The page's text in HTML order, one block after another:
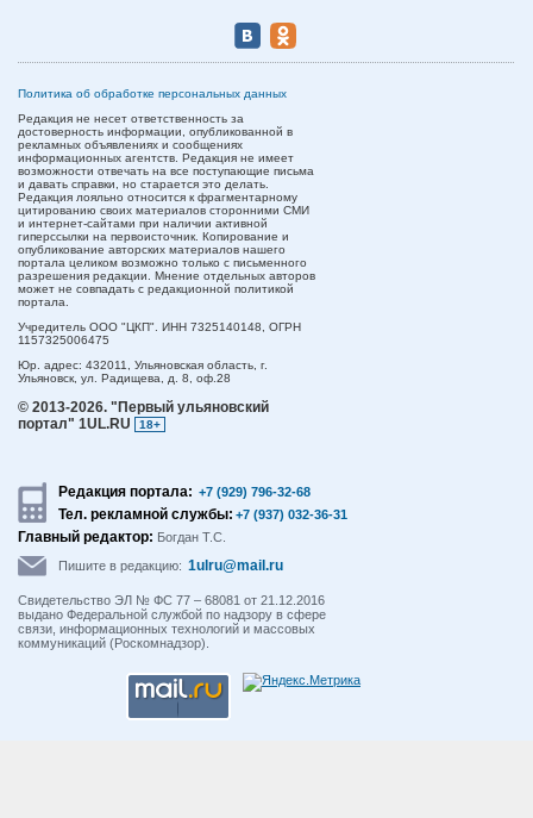
Политика об обработке персональных данных
Редакция не несет ответственность за
достоверность информации, опубликованной в
рекламных объявлениях и сообщениях
информационных агентств. Редакция не имеет
возможности отвечать на все поступающие письма
и давать справки, но старается это делать.
Редакция лояльно относится к фрагментарному
цитированию своих материалов сторонними СМИ
и интернет-сайтами при наличии активной
гиперссылки на первоисточник. Копирование и
опубликование авторских материалов нашего
портала целиком возможно только с письменного
разрешения редакции. Мнение отдельных авторов
может не совпадать с редакционной политикой
портала.
Учредитель ООО "ЦКП". ИНН 7325140148, ОГРН
1157325006475
Юр. адрес: 432011, Ульяновская область, г.
Ульяновск, ул. Радищева, д. 8, оф.28
© 2013-2026. "Первый ульяновский
портал" 1UL.RU
18+
Редакция портала: +7 (929) 796-32-68
Тел. рекламной службы: +7 (937) 032-36-31
Главный редактор: Богдан Т.С.
Пишите в редакцию: 1ulru@mail.ru
Свидетельство ЭЛ № ФС 77 – 68081 от 21.12.2016
выдано Федеральной службой по надзору в сфере
связи, информационных технологий и массовых
коммуникаций (Роскомнадзор).